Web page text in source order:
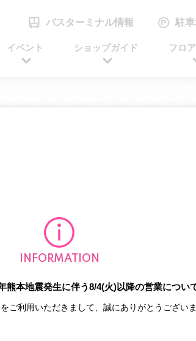
バスターミナル情報 駐
イベント ショップガイド フロ
施設案内
INFORMATION
熊本地震発生に伴う8/4(火)以降の営業につい
ご利用いただきまして、誠にありがとうござい